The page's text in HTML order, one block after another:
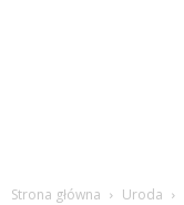
Strona główna Uroda